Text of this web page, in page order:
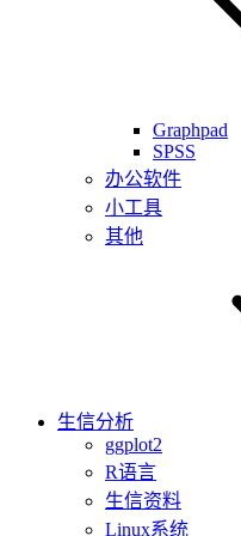
Graphpad
SPSS
办公软件
小工具
其他
生信分析
ggplot2
R语言
生信资料
Linux系统